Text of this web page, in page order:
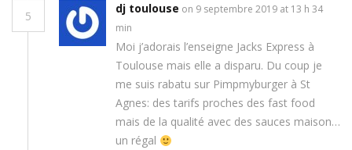
5
dj toulouse on 9 septembre 2019 at 13 h 34
min
Moi j’adorais l’enseigne Jacks Express à
Toulouse mais elle a disparu. Du coup je
me suis rabatu sur Pimpmyburger à St
Agnes: des tarifs proches des fast food
mais de la qualité avec des sauces maison…
un régal